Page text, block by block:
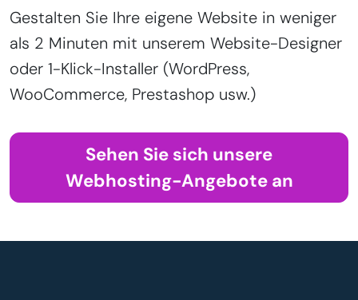
Gestalten Sie Ihre eigene Website in weniger
als 2 Minuten mit unserem Website-Designer
oder 1-Klick-Installer (WordPress,
WooCommerce, Prestashop usw.)
Sehen Sie sich unsere
Webhosting-Angebote an